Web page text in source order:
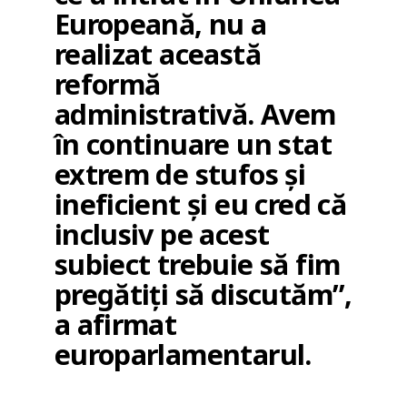
Europeană, nu a
realizat această
reformă
administrativă. Avem
în continuare un stat
extrem de stufos și
ineficient și eu cred că
inclusiv pe acest
subiect trebuie să fim
pregătiți să discutăm”,
a afirmat
europarlamentarul.